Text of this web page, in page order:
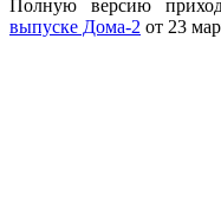
Полную версию
выпуске Дома-2 от 23